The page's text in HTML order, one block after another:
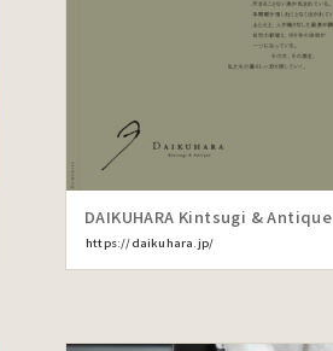
DAIKUHARA Kintsugi & Antique
https://daikuhara.jp/